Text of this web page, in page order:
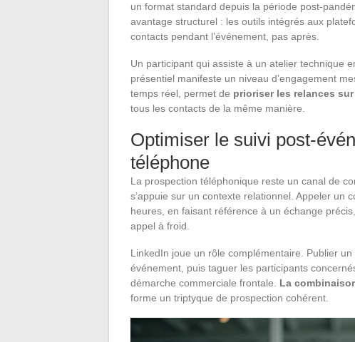
un format standard depuis la période post-
avantage structurel : les outils intégrés aux
contacts pendant l’événement, pas après.
Un participant qui assiste à un atelier technique
présentiel manifeste un niveau d’engagement
temps réel, permet de prioriser les relances
tous les contacts de la même manière.
Optimiser le suivi post-
téléphone
La prospection téléphonique reste un canal de
s’appuie sur un contexte relationnel. Appeler un
heures, en faisant référence à un échange
appel à froid.
LinkedIn joue un rôle complémentaire. Publier
événement, puis taguer les participants
démarche commerciale frontale. La
forme un triptyque de prospection cohérent.